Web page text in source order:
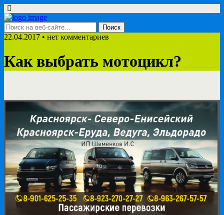
22.04.2017 • нет комментариев
Как выбрать мотоцикл?